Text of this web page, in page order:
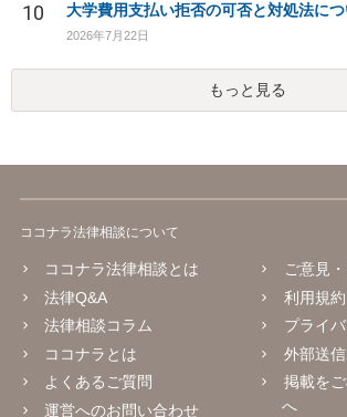
10 大学費用支払い拒否の可否と対処法に
2026年7月22日
もっと見る
ココナラ法律相談について
ココナラ法律相談とは
法律Q&A
法律相談コラム
ココナラとは
よくあるご質問
運営へのお問い合わせ
ご意見
利用規約
プライ
外部送
掲載を
へ